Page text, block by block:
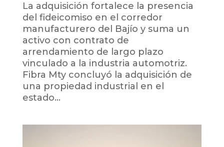
La adquisición fortalece la presencia
del fideicomiso en el corredor
manufacturero del Bajío y suma un
activo con contrato de
arrendamiento de largo plazo
vinculado a la industria automotriz.
Fibra Mty concluyó la adquisición de
una propiedad industrial en el
estado...